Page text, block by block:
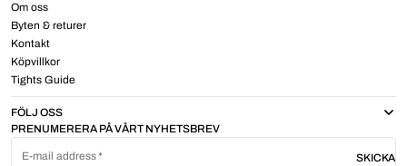
PRENUMERERA PÅ VÅRT NYHETSBREV
E-mail address SKICKA
Om oss
Byten & returer
Kontakt
Köpvillkor
Tights Guide
FÖLJ OSS